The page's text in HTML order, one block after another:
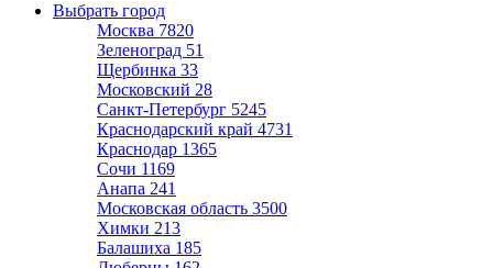
Выбрать город
Москва 7820
Зеленоград 51
Щербинка 33
Московский 28
Санкт-Петербург 5245
Краснодарский край 4731
Краснодар 1365
Сочи 1169
Анапа 241
Московская область 3500
Химки 213
Балашиха 185